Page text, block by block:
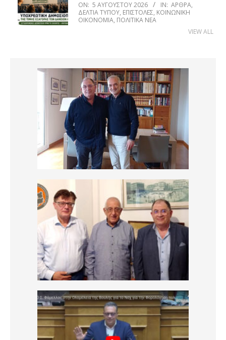
ON: 5 ΑΥΓΟΎΣΤΟΥ 2026 IN: ΆΡΘΡΑ,
ΔΕΛΤΊΑ ΤΎΠΟΥ, ΕΠΙΣΤΟΛΈΣ, ΚΟΙΝΩΝΙΚΉ
ΟΙΚΟΝΟΜΊΑ, ΠΟΛΙΤΙΚΆ ΝΈΑ
VIEW ALL